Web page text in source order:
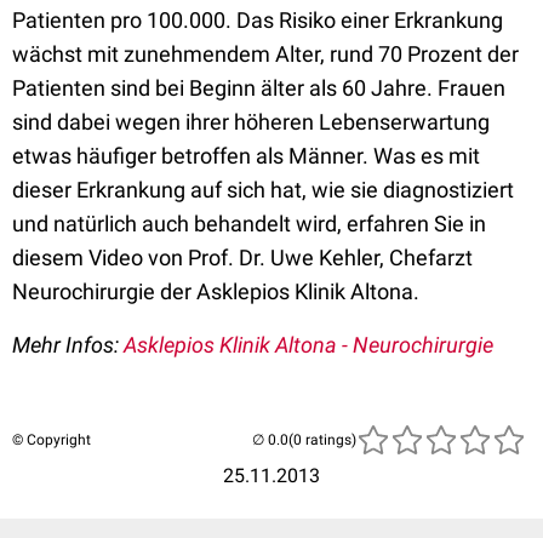
Patienten pro 100.000. Das Risiko einer Erkrankung
wächst mit zunehmendem Alter, rund 70 Prozent der
Patienten sind bei Beginn älter als 60 Jahre. Frauen
sind dabei wegen ihrer höheren Lebenserwartung
etwas häufiger betroffen als Männer. Was es mit
dieser Erkrankung auf sich hat, wie sie diagnostiziert
und natürlich auch behandelt wird, erfahren Sie in
diesem Video von Prof. Dr. Uwe Kehler, Chefarzt
Neurochirurgie der Asklepios Klinik Altona.
Mehr Infos:Asklepios Klinik Altona - Neurochirurgie
© Copyright
25.11.2013
(0 ratings)